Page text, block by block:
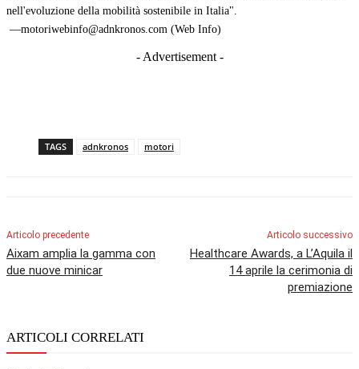
nell'evoluzione della mobilità sostenibile in Italia".
—motoriwebinfo@adnkronos.com (Web Info)
- Advertisement -
TAGS adnkronos motori
Articolo precedente
Aixam amplia la gamma con
due nuove minicar
Articolo successivo
Healthcare Awards, a L’Aquila il
14 aprile la cerimonia di
premiazione
ARTICOLI CORRELATI